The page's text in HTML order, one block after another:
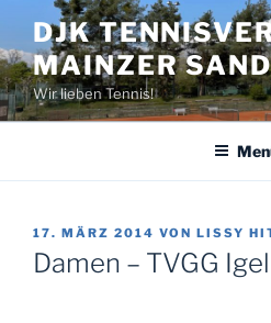
Inhalt
springen
DJK
MAINZER
Wir lieben Tennis!
VERÖFFENTLICHT
AM
17. MÄRZ 2014 VON LISSY
Damen – TVGG Igel